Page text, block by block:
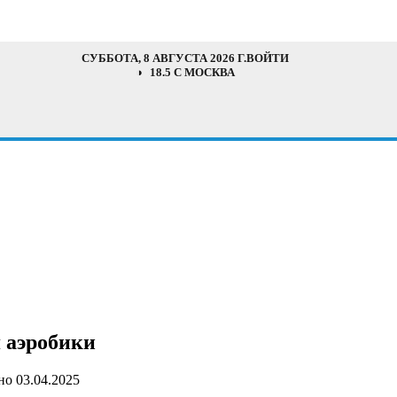
СУББОТА, 8 АВГУСТА 2026 Г.ВОЙТИ
18.5 C МОСКВА
03.04.2025